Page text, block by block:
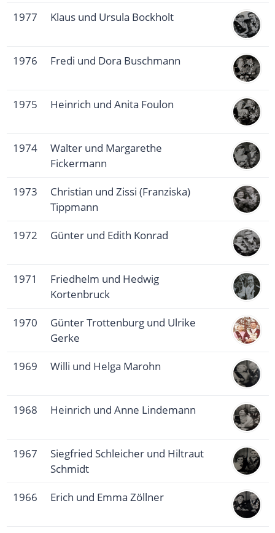
1977 Klaus und Ursula Bockholt
1976 Fredi und Dora Buschmann
1975 Heinrich und Anita Foulon
1974
Walter und Margarethe
Fickermann
1973
Christian und Zissi (Franziska)
Tippmann
1972
Günter und Edith Konrad
1971
Friedhelm und Hedwig
Kortenbruck
1970
Günter Trottenburg und Ulrike
Gerke
1969
Willi und Helga Marohn
1968 Heinrich und Anne Lindemann
1967
Siegfried Schleicher und Hiltraut
Schmidt
1966
Erich und Emma Zöllner